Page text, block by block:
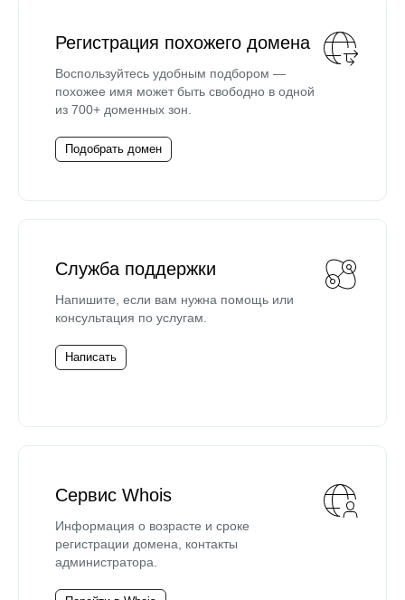
Регистрация похожего домена
Воспользуйтесь удобным подбором —
похожее имя может быть свободно в одной
из 700+ доменных зон.
Подобрать домен
Служба поддержки
Напишите, если вам нужна помощь или
консультация по услугам.
Написать
Сервис Whois
Информация о возрасте и сроке
регистрации домена, контакты
администратора.